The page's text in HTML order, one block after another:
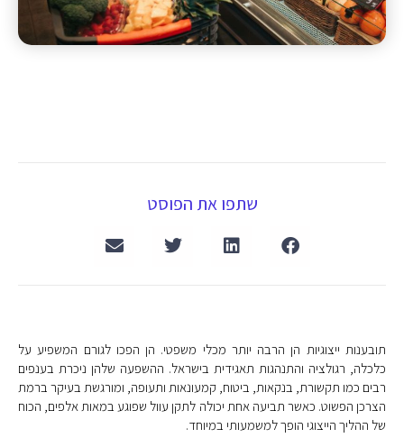
שתפו את הפוסט
תובענות ייצוגיות הן הרבה יותר מכלי משפטי. הן הפכו לגורם המשפיע על
כלכלה, רגולציה והתנהגות תאגידית בישראל. ההשפעה שלהן ניכרת בענפים
רבים כמו תקשורת, בנקאות, ביטוח, קמעונאות ותעופה, ומורגשת בעיקר ברמת
הצרכן הפשוט. כאשר תביעה אחת יכולה לתקן עוול שפוגע במאות אלפים, הכוח
של ההליך הייצוגי הופך למשמעותי במיוחד.